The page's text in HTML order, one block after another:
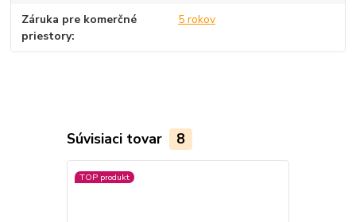
Záruka pre komerčné
priestory
5 rokov
Súvisiaci tovar 8
TOP produkt